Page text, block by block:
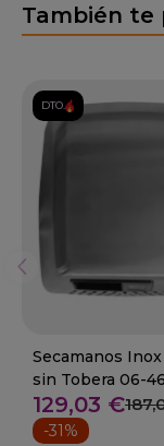
También te
DTO.
Secamanos
sin Tobera 06-
129,03 €
-31%